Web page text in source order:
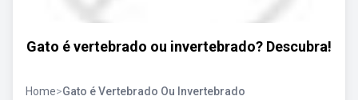
Gato é vertebrado ou invertebrado? Descubra!
Home>Gato é Vertebrado Ou Invertebrado